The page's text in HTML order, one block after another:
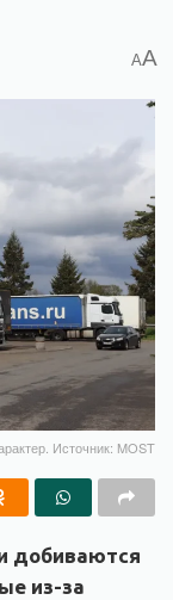
AA
Источник: MOST
добиваются
из-за